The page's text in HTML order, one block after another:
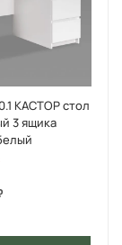
КАСТОР стол
3 ящика